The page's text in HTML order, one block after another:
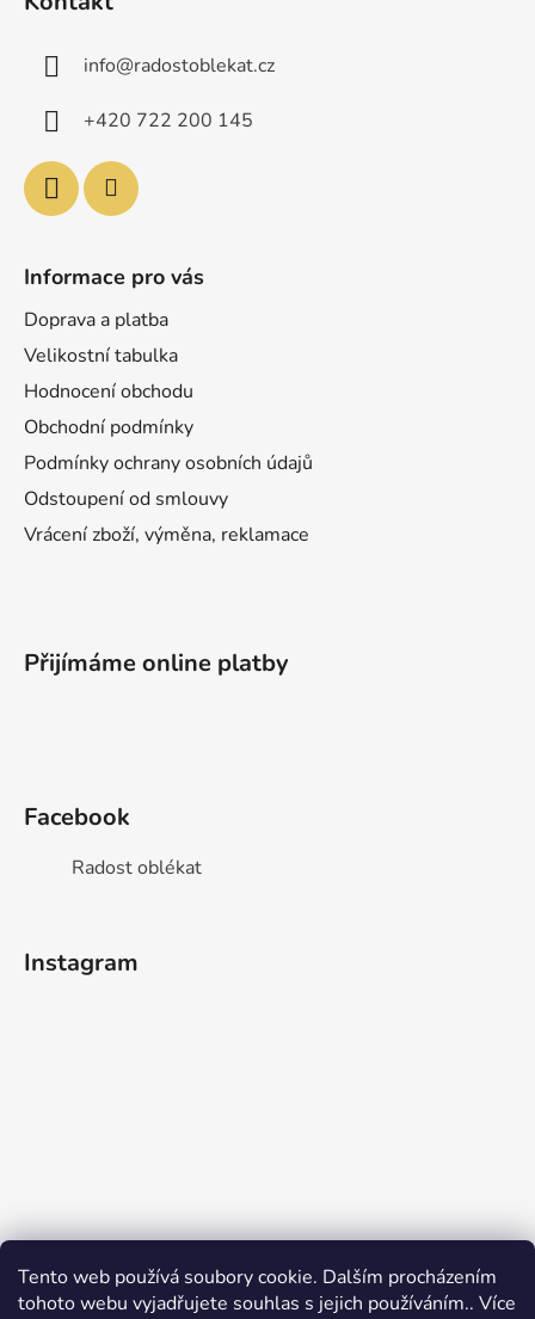
Tento web používá soubory cookie. Dalším procházením
tohoto webu vyjadřujete souhlas s jejich používáním.. Více
info@radostoblekat.cz
+420 722 200 145
Informace pro vás
Doprava a platba
Velikostní tabulka
Hodnocení obchodu
Obchodní podmínky
Podmínky ochrany osobních údajů
Odstoupení od smlouvy
Vrácení zboží, výměna, reklamace
Přijímáme online platby
Facebook
Radost oblékat
Instagram